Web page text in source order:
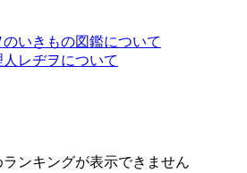
いきもの図鑑について
レヂヲについて
ンキングが表示できません